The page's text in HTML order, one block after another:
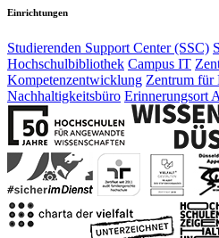
Einrichtungen
Studierenden Support Center (SSC)
Hochschulbibliothek Campus IT
Kompetenzentwicklung Zentrum für
Nachhaltigkeitsbüro Erinnerungsort